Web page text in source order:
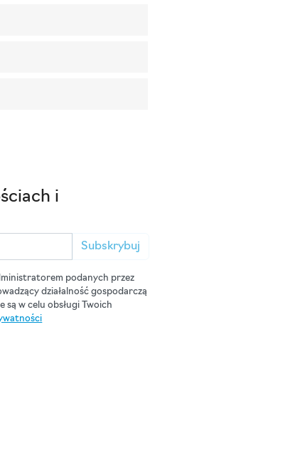
i
Subskrybuj
podanych przez
działalność gospodarczą
są w celu obsługi Twoich